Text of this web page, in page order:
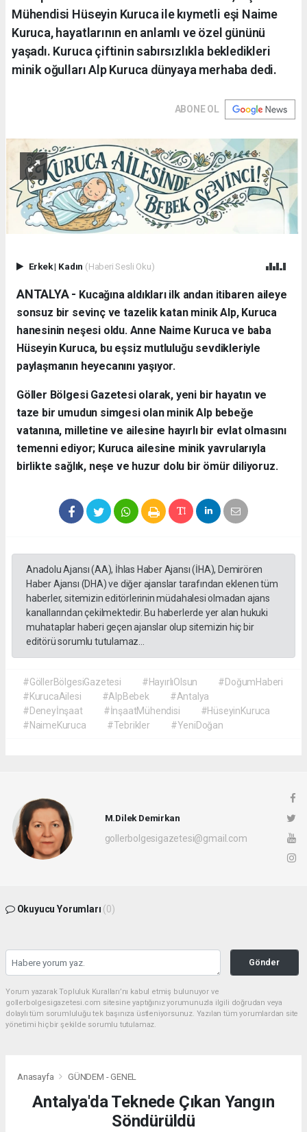
Mühendisi Hüseyin Kuruca ile kıymetli eşi Naime
Kuruca, hayatlarının en anlamlı ve özel gününü
yaşadı. Kuruca çiftinin sabırsızlıkla bekledikleri
minik oğulları Alp Kuruca dünyaya merhaba dedi.
ABONE OL
Erkek| Kadın (Haberi Sesli Oku)
ANTALYA - ​ Kucağına aldıkları ilk andan itibaren aileye
sonsuz bir sevinç ve tazelik katan minik Alp, Kuruca
hanesinin neşesi oldu. Anne Naime Kuruca ve baba
Hüseyin Kuruca, bu eşsiz mutluluğu sevdikleriyle
paylaşmanın heyecanını yaşıyor.
​Göller Bölgesi Gazetesi olarak, yeni bir hayatın ve
taze bir umudun simgesi olan minik Alp bebeğe
vatanına, milletine ve ailesine hayırlı bir evlat olmasını
temenni ediyor; Kuruca ailesine minik yavrularıyla
birlikte sağlık, neşe ve huzur dolu bir ömür diliyoruz.
Anadolu Ajansı (AA), İhlas Haber Ajansı (İHA), Demirören
Haber Ajansı (DHA) ve diğer ajanslar tarafından eklenen tüm
haberler, sitemizin editörlerinin müdahalesi olmadan ajans
kanallarından çekilmektedir. Bu haberlerde yer alan hukuki
muhataplar haberi geçen ajanslar olup sitemizin hiç bir
editörü sorumlu tutulamaz...
#GöllerBölgesiGazetesi #HayırlıOlsun
#DoğumHaberi
#KurucaAilesi
#AlpBebek
#Antalya
#Deneyİnşaat
#İnşaatMühendisi
#HüseyinKuruca
#NaimeKuruca
#Tebrikler #YeniDoğan
M.Dilek Demirkan
gollerbolgesigazetesi@gmail.com
Okuyucu Yorumları (0)
Gönder
Yorum yazarak Topluluk Kuralları’nı kabul etmiş bulunuyor ve
gollerbolgesigazetesi.com sitesine yaptığınız yorumunuzla ilgili doğrudan veya
dolaylı tüm sorumluluğu tek başınıza üstleniyorsunuz. Yazılan tüm yorumlardan site
yönetimi hiçbir şekilde sorumlu tutulamaz.
Anasayfa GÜNDEM - GENEL
Antalya'da Teknede Çıkan Yangın
Söndürüldü